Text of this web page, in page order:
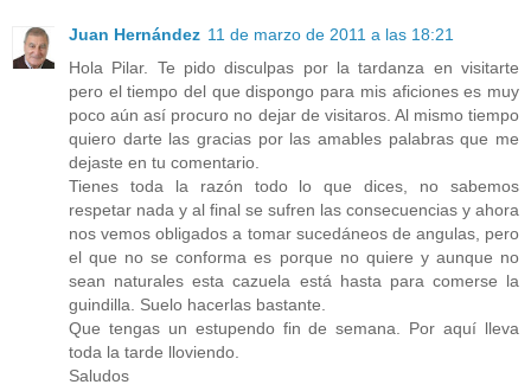
Juan Hernández 11 de marzo de 2011 a las 18:21
Hola Pilar. Te pido disculpas por la tardanza en visitarte
pero el tiempo del que dispongo para mis aficiones es muy
poco aún así procuro no dejar de visitaros. Al mismo tiempo
quiero darte las gracias por las amables palabras que me
dejaste en tu comentario.
Tienes toda la razón todo lo que dices, no sabemos
respetar nada y al final se sufren las consecuencias y ahora
nos vemos obligados a tomar sucedáneos de angulas, pero
el que no se conforma es porque no quiere y aunque no
sean naturales esta cazuela está hasta para comerse la
guindilla. Suelo hacerlas bastante.
Que tengas un estupendo fin de semana. Por aquí lleva
toda la tarde lloviendo.
Saludos